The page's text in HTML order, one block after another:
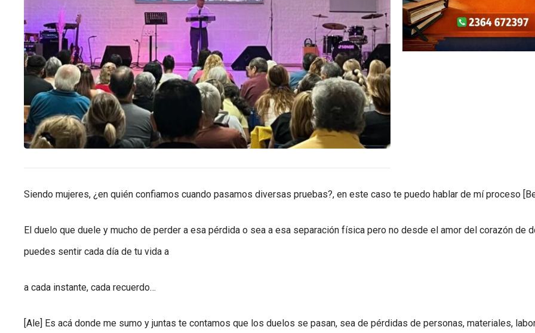
Siendo mujeres, ¿en quién confiamos cuando pasamos diversas pruebas?, en este caso te puedo hablar de mí proceso
El duelo que duele y mucho de perder a esa pérdida o sea a esa separación física pero no desde el amor del corazón de
puedes sentir cada día de tu vida a
a cada instante, cada recuerdo…
[Ale] Es acá donde me sumo y juntas te contamos que los duelos se pasan, sea de pérdidas de personas, materiales,